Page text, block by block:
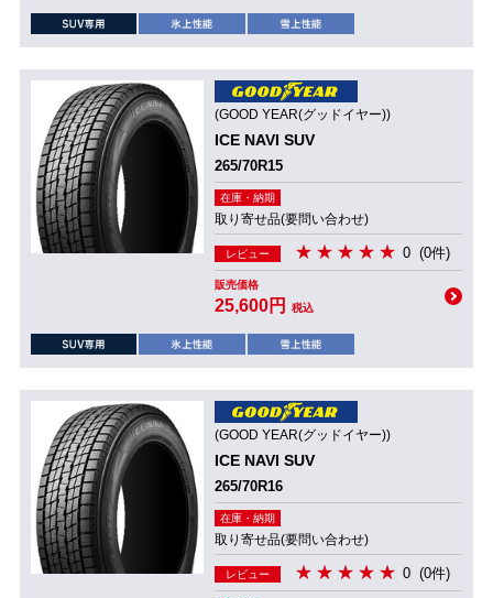
(GOOD YEAR(グッドイヤー))
ICE NAVI SUV
265/70R15
在庫・納期
取り寄せ品(要問い合わせ)
レビュー 0 (0件)
販売価格
25,600円 税込
(GOOD YEAR(グッドイヤー))
ICE NAVI SUV
265/70R16
在庫・納期
取り寄せ品(要問い合わせ)
レビュー 0 (0件)